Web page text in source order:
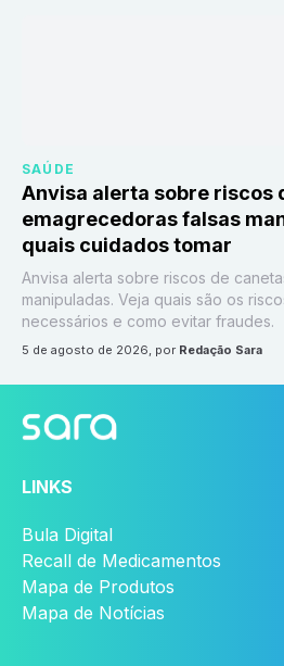
SAÚDE
Anvisa alerta sobre riscos
emagrecedoras falsas
quais cuidados tomar
Anvisa alerta sobre riscos de
manipuladas. Veja quais são os
necessários e como evitar fraudes.
5 de agosto de 2026, por Redação Sara
LINKS
Bula Digital
Recall de Medicamentos
Mapa de Produtos
Mapa de Notícias